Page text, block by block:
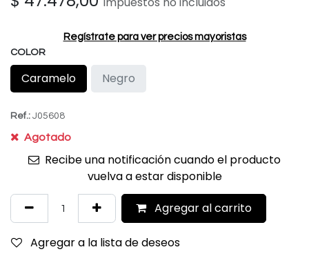
Regístrate para ver precios mayoristas
COLOR
Caramelo Negro
Ref.: J05608
Agotado
Recibe una notificación cuando el producto
vuelva a estar disponible
Agregar al carrito
Agregar a la lista de deseos